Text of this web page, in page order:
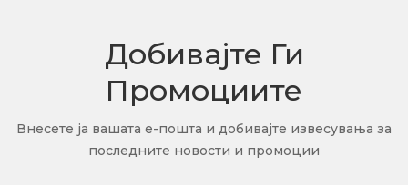
Добивајте Ги
Промоциите
Внесете ја вашата е-пошта и добивајте извесувања за
последните новости и промоции